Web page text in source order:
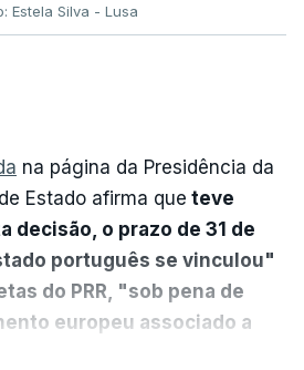
Estela Silva - Lusa
na página da Presidência da
Estado afirma que teve
decisão, o prazo de 31 de
português se vinculou"
do PRR, "sob pena de
europeu associado a